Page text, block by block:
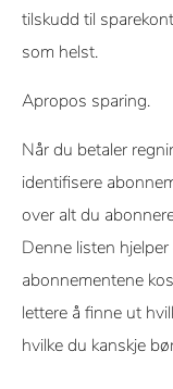
tilskudd til
som helst.
Apropos sparing.
Når du betaler
identifisere
over alt du
Denne listen
abonnementene
lettere å finne ut
hvilke du kanskje